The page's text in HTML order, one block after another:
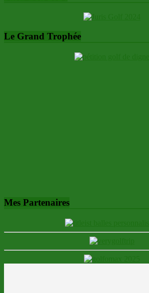
Le Grand Trophée
Mes Partenaires